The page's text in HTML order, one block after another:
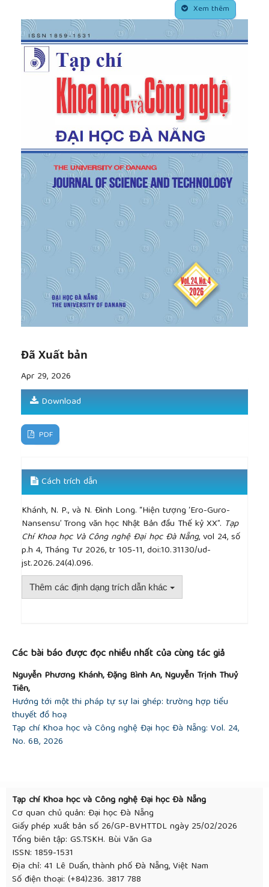
113–141, 2001, doi: 10.2307/3591938.
[5]E. K. Tipton, “Cleansing the nation: Urban
entertainments and moral reform in interwar Japan,”
Modern Asian Studies, vol. 42, no. 4, pp. 705–731,
2008.
[6]M. Inoue, “The gaze of the café waitress: From
selling eroticism to constructing autonomy,”U.S.-
Japan Women’s Journal, no. 15, pp. 78–106, 1998.
[7]N. N. Tran,An Overview of the History of
Japanese Literature . Hanoi, Vietnam: Education
Publishing House, 2011.
[8]J. Tanizaki,Manji (Chữ vạn), Nam Tu, Trans.
Hanoi, Vietnam: Writers’ Association Publishing
House, 2017.
[9]J. Tanizaki,The Key (Hai cuốn nhật ký), Thanh
Dien, Trans. Hanoi, Vietnam: Writers’ Association
Publishing House, 2018.
[10]
J. Tanizaki,Naomi (Tình khờ)
. Hanoi, Vietnam:
Writers’ Association Publishing House, 2018.
E. Ranpo,
The Human Chair: Selected Short
Stories (Chiếc ghế người)
, Miulan, Trans. Hanoi,
Vietnam: Vietnam Women’s Publishing House, 2023.
[12]E. Ranpo,The Blind Beast (Con thú mù) , Miulan,
Trans. Hanoi, Vietnam: Vietnam Women’s Publishing
House, 2023.
(Asakusa kurenaidan)
[14]R. Akutagawa,
Dien and N. N. Tran, Trans. Hanoi, Vietnam: Writers’
Association Publishing House, 2021.
[15]N. P. Khanh, “Japanese Traditional Aesthetics
from Cultural Perspective,”
Danang - Journal of Science and Technology
Xem thêm
Đã Xuất bản
Apr 29, 2026
Download
PDF
Cách trích dẫn
Khánh, N. P., và N. Đình Long. “Hiện tượng ‘Ero-Guro-
Nansensu’ Trong văn học Nhật Bản đầu Thế kỷ XX”. Tạp
Chí Khoa học Và Công nghệ Đại học Đà Nẵng, vol 24, số
p.h 4, Tháng Tư 2026, tr 105-11, doi:10.31130/ud-
jst.2026.24(4).096.
Thêm các định dạng trích dẫn khác
Các bài báo được đọc nhiều nhất của cùng tác giả
Nguyễn Phương Khánh, Đặng Bình An, Nguyễn Trịnh Thuỷ
Tiên,
Hướng tới một thi pháp tự sự lai ghép: trường hợp tiểu
thuyết đồ hoạ
Tạp chí Khoa học và Công nghệ Đại học Đà Nẵng: Vol. 24,
No. 6B, 2026
Tạp chí Khoa học và Công nghệ Đại học Đà Nẵng
Cơ quan chủ quản: Đại học Đà Nẵng
Giấy phép xuất bản số 26/GP-BVHTTDL ngày 25/02/2026
Tổng biên tập: GS.TSKH. Bùi Văn Ga
ISSN: 1859-1531
Địa chỉ: 41 Lê Duẩn, thành phố Đà Nẵng, Việt Nam
Số điện thoại: (+84)236. 3817 788